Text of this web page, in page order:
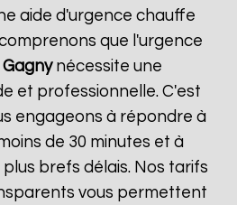
aide d'urgence chauffe
que l'urgence
Gagnynécessite une
et professionnelle. C'est
engageons à répondre à
de 30 minutes et à
brefs délais. Nos tarifs
vous permettent